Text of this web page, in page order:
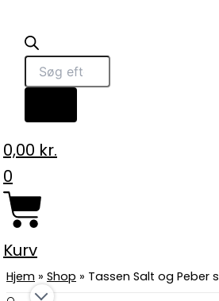
0,00 kr.
0
Kurv
Hjem » Shop » Tassen Salt og Peber